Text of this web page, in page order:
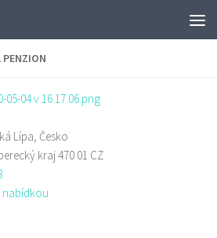
PENZION
Lípa, Česko
kraj470 01 CZ
nabídkou